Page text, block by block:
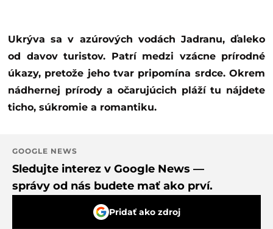
Ukrýva sa v azúrových vodách Jadranu, ďaleko
od davov turistov. Patrí medzi vzácne prírodné
úkazy, pretože jeho tvar pripomína srdce. Okrem
nádhernej prírody a očarujúcich pláží tu nájdete
ticho, súkromie a romantiku.
GOOGLE NEWS
Sledujte interez v Google News —
správy od nás budete mať ako prví.
Pridať ako zdroj